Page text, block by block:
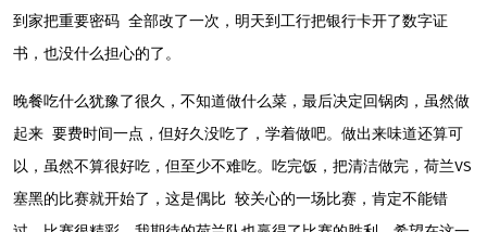
到家把重要密码 全部改了一次，明天到工行把银行卡开了数字证
书，也没什么担心的了。
晚餐吃什么犹豫了很久，不知道做什么菜，最后决定回锅肉，虽然做
起来 要费时间一点，但好久没吃了，学着做吧。做出来味道还算可
以，虽然不算很好吃，但至少不难吃。吃完饭，把清洁做完，荷兰VS
塞黑的比赛就开始了，这是偶比 较关心的一场比赛，肯定不能错